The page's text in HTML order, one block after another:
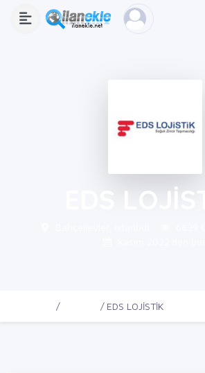
EDS
EDS LOJİSTİK